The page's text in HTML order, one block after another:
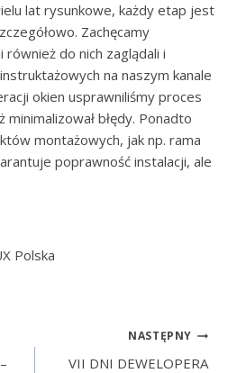
lat rysunkowe, każdy etap jest
Zachęcamy
do nich zaglądali i
na naszym kanale
okien usprawniliśmy proces
błędy. Ponadto
montażowych, jak np. rama
poprawność instalacji, ale
Polska
NASTĘPNY
VII DNI DEWELOPERA